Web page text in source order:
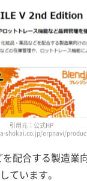
引用元：公式HP
shokai.co.jp/erpnavi/
配合する製造
ています。